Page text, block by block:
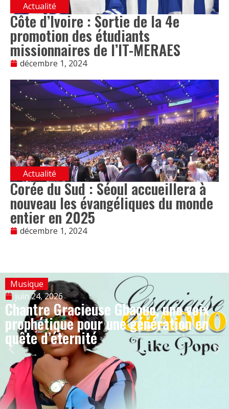
Actualité
Côte d’Ivoire : Sortie de la 4e
promotion des étudiants
missionnaires de l’IT-MERAES
décembre 1, 2024
Actualité
Corée du Sud : Séoul accueillera à
nouveau les évangéliques du monde
entier en 2025
décembre 1, 2024
Musique
juin 24, 2026
Chantre Gracieuse Gbaouo, une voix
prophétique pour une génération en
quête d’éternité